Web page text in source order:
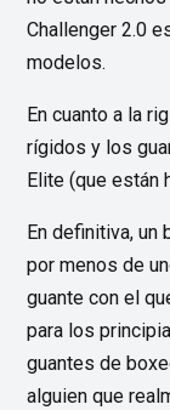
Challenger 2.0
modelos.
En cuanto a la
rígidos y los
Elite (que están
En definitiva, un
por menos de
guante con el
para los
guantes de
alguien que